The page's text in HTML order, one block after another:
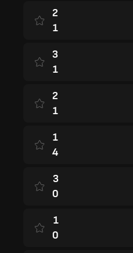
2
1
3
1
2
1
1
4
3
0
1
0